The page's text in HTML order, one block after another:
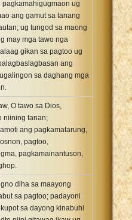
pagkamahigugmaon ug
ang gamut sa tanang
ug tungod sa maong
may mga tawo nga
gikan sa pagtoo ug
ang
sa daghang mga
O tawo sa Dios,
niining tanan;
ang pagkamatarung,
pagtoo,
pagkamainantuson,
diha sa maayong
sa pagtoo; padayoni
sa dayong kinabuhi